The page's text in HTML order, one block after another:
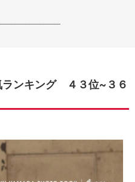
ランキング ４３位~３６